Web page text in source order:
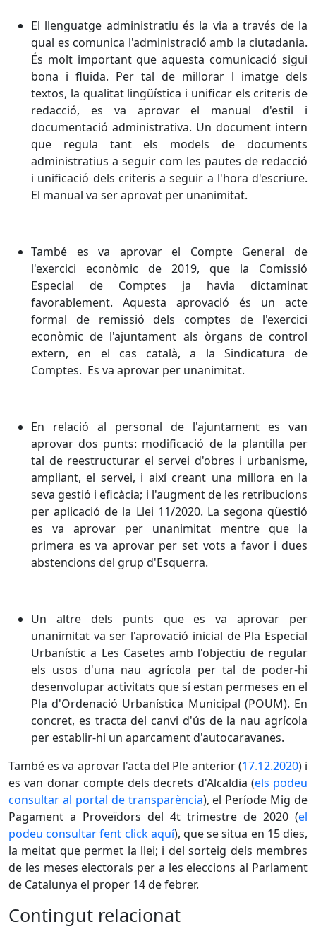
El llenguatge administratiu és la via a través de la
qual es comunica l'administració amb la ciutadania.
És molt important que aquesta comunicació sigui
bona i fluida. Per tal de millorar l imatge dels
textos, la qualitat lingüística i unificar els criteris de
redacció, es va aprovar el manual d'estil i
documentació administrativa. Un document intern
que regula tant els models de documents
administratius a seguir com les pautes de redacció
i unificació dels criteris a seguir a l'hora d'escriure.
El manual va ser aprovat per unanimitat.
També es va aprovar el Compte General de
l'exercici econòmic de 2019, que la Comissió
Especial de Comptes ja havia dictaminat
favorablement. Aquesta aprovació és un acte
formal de remissió dels comptes de l'exercici
econòmic de l'ajuntament als òrgans de control
extern, en el cas català, a la Sindicatura de
Comptes. Es va aprovar per unanimitat.
En relació al personal de l'ajuntament es van
aprovar dos punts: modificació de la plantilla per
tal de reestructurar el servei d'obres i urbanisme,
ampliant, el servei, i així creant una millora en la
seva gestió i eficàcia; i l'augment de les retribucions
per aplicació de la Llei 11/2020. La segona qüestió
es va aprovar per unanimitat mentre que la
primera es va aprovar per set vots a favor i dues
abstencions del grup d'Esquerra.
Un altre dels punts que es va aprovar per
unanimitat va ser l'aprovació inicial de Pla Especial
Urbanístic a Les Casetes amb l'objectiu de regular
els usos d'una nau agrícola per tal de poder-hi
desenvolupar activitats que sí estan permeses en el
Pla d'Ordenació Urbanística Municipal (POUM). En
concret, es tracta del canvi d'ús de la nau agrícola
per establir-hi un aparcament d'autocaravanes.
També es va aprovar l'acta del Ple anterior (17.12.2020) i
es van donar compte dels decrets d'Alcaldia (els podeu
consultar al portal de transparència), el Període Mig de
Pagament a Proveïdors del 4t trimestre de 2020 (el
podeu consultar fent click aquí), que se situa en 15 dies,
la meitat que permet la llei; i del sorteig dels membres
de les meses electorals per a les eleccions al Parlament
de Catalunya el proper 14 de febrer.
Contingut relacionat